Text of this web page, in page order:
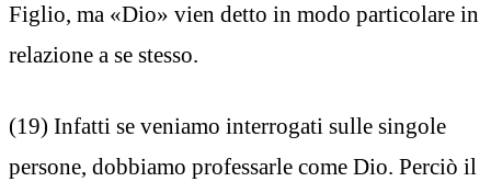
Figlio, ma «Dio» vien detto in modo particolare in
relazione a se stesso.
(19) Infatti se veniamo interrogati sulle singole
persone, dobbiamo professarle come Dio. Perciò il